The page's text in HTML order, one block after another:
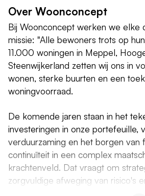
Over Woonconcept
Bij Woonconcept werken we elke
missie: "Alle bewoners trots op
11.000 woningen in Meppel,
Steenwijkerland zetten wij ons in
wonen, sterke buurten en een
woningvoorraad.
De komende jaren staan in het
investeringen in onze portefeuille,
verduurzaming en het borgen van
continuïteit in een complex
krachtenveld. Dat vraagt om
zorgvuldige afweging van risico's